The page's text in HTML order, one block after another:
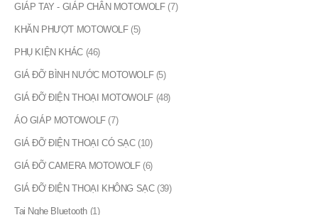
GIÁP TAY - GIÁP CHÂN MOTOWOLF (7)
KHĂN PHƯỢT MOTOWOLF (5)
PHỤ KIỆN KHÁC (46)
GIÁ ĐỠ BÌNH NƯỚC MOTOWOLF (5)
GIÁ ĐỠ ĐIỆN THOẠI MOTOWOLF (48)
ÁO GIÁP MOTOWOLF (7)
GIÁ ĐỠ ĐIỆN THOẠI CÓ SẠC (10)
GIÁ ĐỠ CAMERA MOTOWOLF (6)
GIÁ ĐỠ ĐIỆN THOẠI KHÔNG SẠC (39)
Tai Nghe Bluetooth (1)